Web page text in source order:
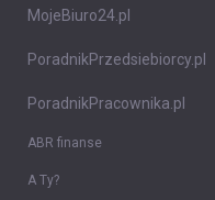
MojeBiuro24.pl
PoradnikPrzedsiebiorcy.pl
PoradnikPracownika.pl
ABR finanse
A Ty?